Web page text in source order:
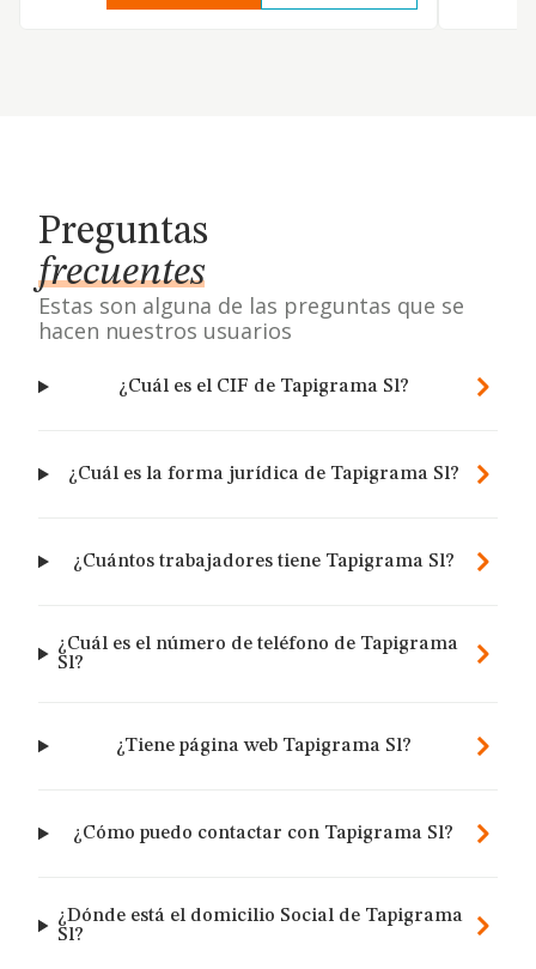
Preguntas
frecuentes
Estas son alguna de las preguntas que se
hacen nuestros usuarios
¿Cuál es el CIF de Tapigrama Sl?
¿Cuál es la forma jurídica de Tapigrama Sl?
¿Cuántos trabajadores tiene Tapigrama Sl?
¿Cuál es el número de teléfono de Tapigrama
Sl?
¿Tiene página web Tapigrama Sl?
¿Cómo puedo contactar con Tapigrama Sl?
¿Dónde está el domicilio Social de Tapigrama
Sl?